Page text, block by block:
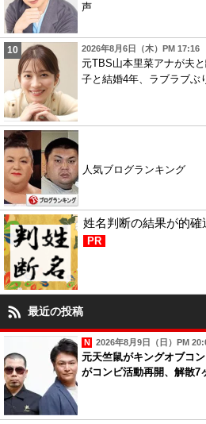
声
2026年8月6日（木）PM 17:16
元TBS山本里菜アナが夫
子と結婚4年、ラブラブ
人気ブログランキング
姓名判断の結果が的確
PR
最近の投稿
2026年8月9日（日）PM
元天竺鼠がキングオブコ
がコンビ活動再開、解散7